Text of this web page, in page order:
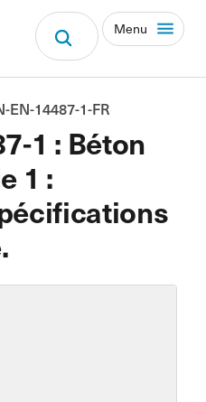
Menu
1 : Béton
1 :
EN-14487-1-FR